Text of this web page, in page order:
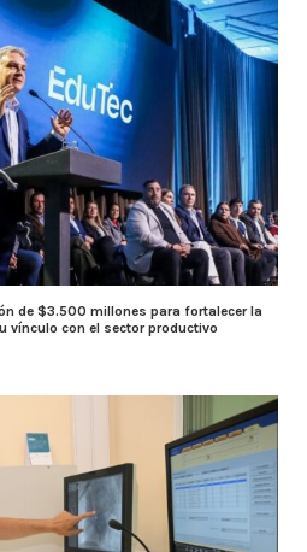
de $3.500 millones para fortalecer la
vínculo con el sector productivo